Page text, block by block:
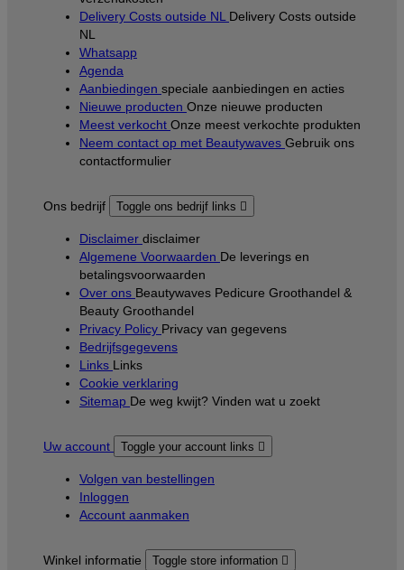
Delivery Costs outside NL Delivery Costs outside
NL
Whatsapp
Agenda
Aanbiedingen speciale aanbiedingen en acties
Nieuwe producten Onze nieuwe producten
Meest verkocht Onze meest verkochte produkten
Neem contact op met Beautywaves Gebruik ons
contactformulier
Ons bedrijf Toggle ons bedrijf links 
Disclaimer disclaimer
Algemene Voorwaarden De leverings en
betalingsvoorwaarden
Over ons Beautywaves Pedicure Groothandel &
Beauty Groothandel
Privacy Policy Privacy van gegevens
Bedrijfsgegevens
Links Links
Cookie verklaring
Sitemap De weg kwijt? Vinden wat u zoekt
Uw account Toggle your account links 
Volgen van bestellingen
Inloggen
Account aanmaken
Winkel informatie Toggle store information 